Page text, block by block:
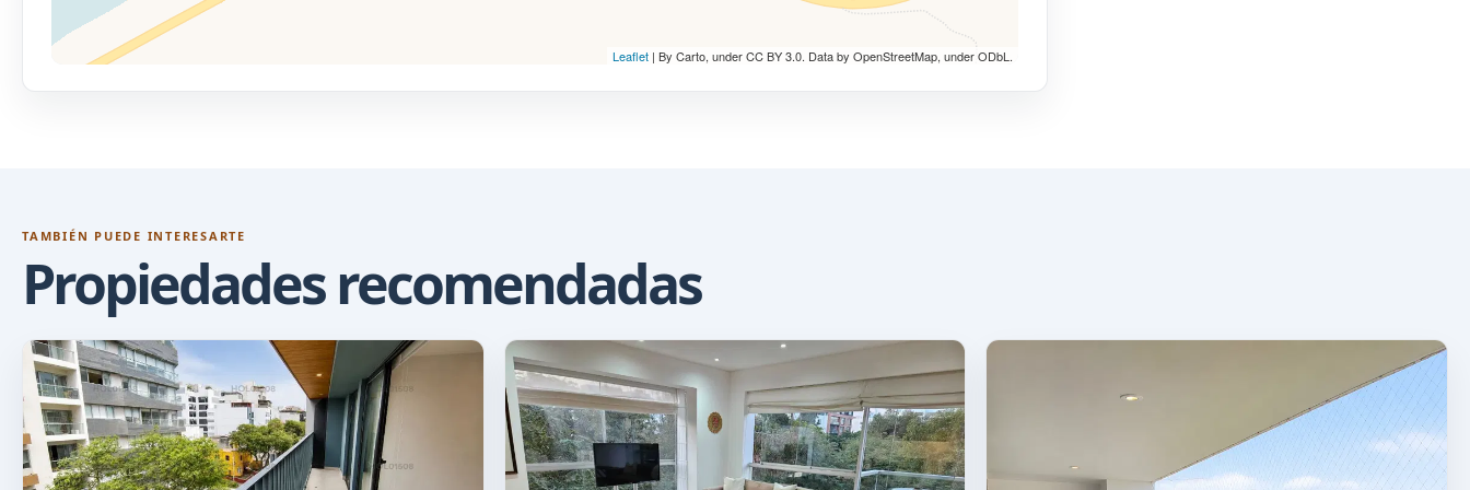
Leaflet | By Carto, under CC BY 3.0. Data by OpenStreetMap, under ODbL.
TAMBIÉN PUEDE INTERESARTE
Propiedades recomendadas